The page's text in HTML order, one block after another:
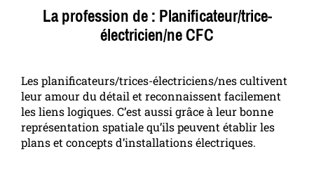
La profession de : Planificateur/trice-
électricien/ne CFC
Les planificateurs/trices-électriciens/nes cultivent
leur amour du détail et reconnaissent facilement
les liens logiques. C’est aussi grâce à leur bonne
représentation spatiale qu’ils peuvent établir les
plans et concepts d’installations électriques.